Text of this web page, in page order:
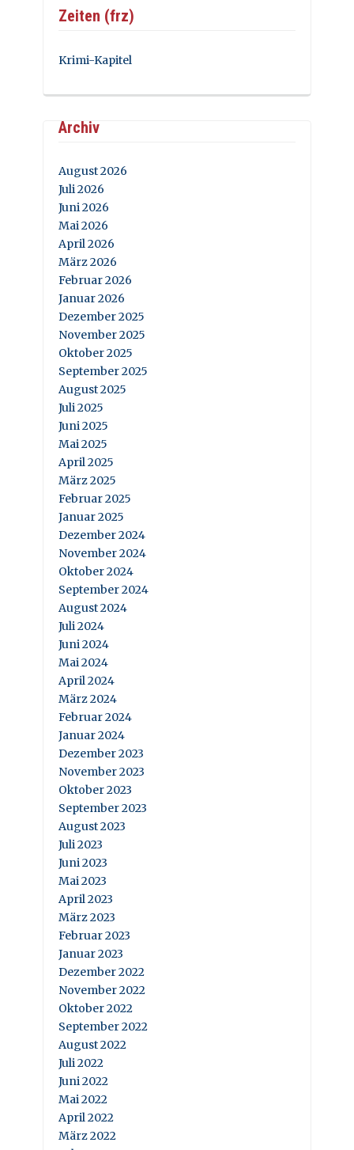
Zeiten (frz)
Krimi-Kapitel
Archiv
August 2026
Juli 2026
Juni 2026
Mai 2026
April 2026
März 2026
Februar 2026
Januar 2026
Dezember 2025
November 2025
Oktober 2025
September 2025
August 2025
Juli 2025
Juni 2025
Mai 2025
April 2025
März 2025
Februar 2025
Januar 2025
Dezember 2024
November 2024
Oktober 2024
September 2024
August 2024
Juli 2024
Juni 2024
Mai 2024
April 2024
März 2024
Februar 2024
Januar 2024
Dezember 2023
November 2023
Oktober 2023
September 2023
August 2023
Juli 2023
Juni 2023
Mai 2023
April 2023
März 2023
Februar 2023
Januar 2023
Dezember 2022
November 2022
Oktober 2022
September 2022
August 2022
Juli 2022
Juni 2022
Mai 2022
April 2022
März 2022